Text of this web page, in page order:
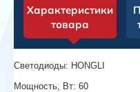
Характеристики
товара
Светодиоды: HONGLI
Мощность, Вт: 60